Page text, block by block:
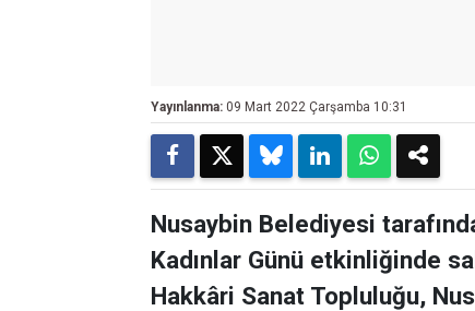
Yayınlanma: 09 Mart 2022 Çarşamba 10:31
Nusaybin Belediyesi
Kadınlar Günü etkinliğinde
Hakkâri Sanat Topluluğu,